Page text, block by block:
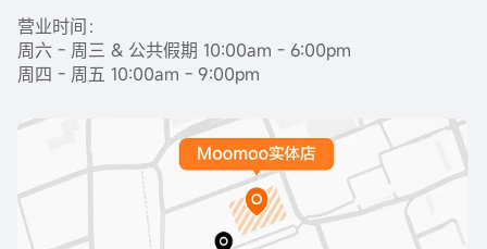
营业时间：
周六 - 周三 & 公共假期 10:00am - 6:00pm
周四 - 周五 10:00am - 9:00pm